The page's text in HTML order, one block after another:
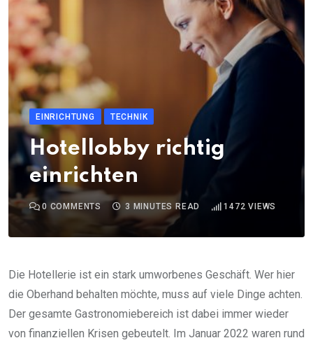
EINRICHTUNG TECHNIK
Hotellobby richtig
einrichten
0 COMMENTS 3 MINUTES READ 1472 VIEWS
Die Hotellerie ist ein stark umworbenes Geschäft. Wer hier
die Oberhand behalten möchte, muss auf viele Dinge achten.
Der gesamte Gastronomiebereich ist dabei immer wieder
von finanziellen Krisen gebeutelt. Im Januar 2022 waren rund